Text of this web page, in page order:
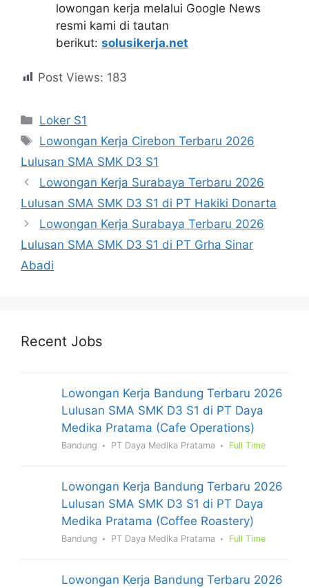
lowongan kerja melalui Google News
resmi kami di tautan
berikut: solusikerja.net
Post Views: 183
Kategori
Loker S1
Tag
Lowongan Kerja Cirebon Terbaru 2026
Lulusan SMA SMK D3 S1
Lowongan Kerja Surabaya Terbaru 2026
Lulusan SMA SMK D3 S1 di PT Hakiki Donarta
Lowongan Kerja Surabaya Terbaru 2026
Lulusan SMA SMK D3 S1 di PT Grha Sinar
Abadi
Recent Jobs
Lowongan Kerja Bandung Terbaru 2026
Lulusan SMA SMK D3 S1 di PT Daya
Medika Pratama (Cafe Operations)
Bandung PT Daya Medika Pratama Full Time
Lowongan Kerja Bandung Terbaru 2026
Lulusan SMA SMK D3 S1 di PT Daya
Medika Pratama (Coffee Roastery)
Bandung PT Daya Medika Pratama Full Time
Lowongan Kerja Bandung Terbaru 2026